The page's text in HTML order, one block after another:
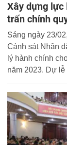
Xây dựng lực
trấn chính
Sáng ngày 23/
Cảnh sát Nhân
lý hành chính
năm 2023. Dự
Cảnh sát Quản
Cảnh sát Nhân
Phong, Uỷ viên
Công an tỉnh;
đốc Công an